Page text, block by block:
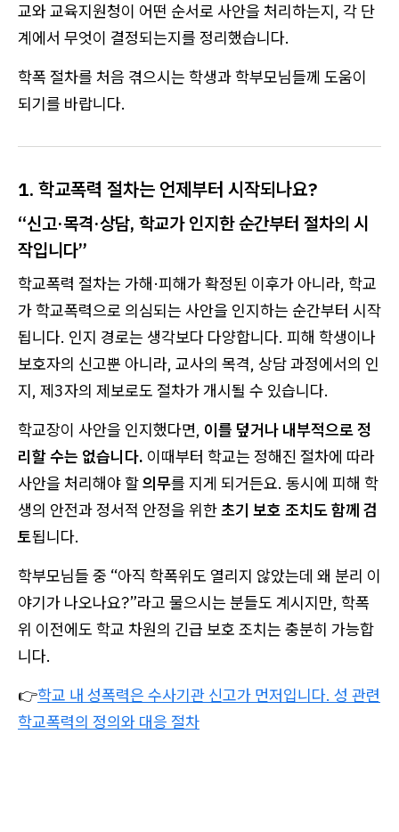
교와 교육지원청이 어떤 순서로 사안을 처리하는지, 각 단
계에서 무엇이 결정되는지를 정리했습니다.
학폭 절차를 처음 겪으시는 학생과 학부모님들께 도움이
되기를 바랍니다.
1. 학교폭력 절차는 언제부터 시작되나요?
“신고·목격·상담, 학교가 인지한 순간부터 절차의 시
작입니다”
학교폭력 절차는 가해·피해가 확정된 이후가 아니라, 학교
가 학교폭력으로 의심되는 사안을 인지하는 순간부터 시작
됩니다. 인지 경로는 생각보다 다양합니다. 피해 학생이나
보호자의 신고뿐 아니라, 교사의 목격, 상담 과정에서의 인
지, 제3자의 제보로도 절차가 개시될 수 있습니다.
학교장이 사안을 인지했다면, 이를 덮거나 내부적으로 정
리할 수는 없습니다. 이때부터 학교는 정해진 절차에 따라
사안을 처리해야 할의무를 지게 되거든요. 동시에 피해 학
생의 안전과 정서적 안정을 위한초기 보호 조치도 함께 검
토됩니다.
학부모님들 중 “아직 학폭위도 열리지 않았는데 왜 분리 이
야기가 나오나요?”라고 물으시는 분들도 계시지만, 학폭
위 이전에도 학교 차원의 긴급 보호 조치는 충분히 가능합
니다.
👉학교 내 성폭력은 수사기관 신고가 먼저입니다. 성 관련
학교폭력의 정의와 대응 절차